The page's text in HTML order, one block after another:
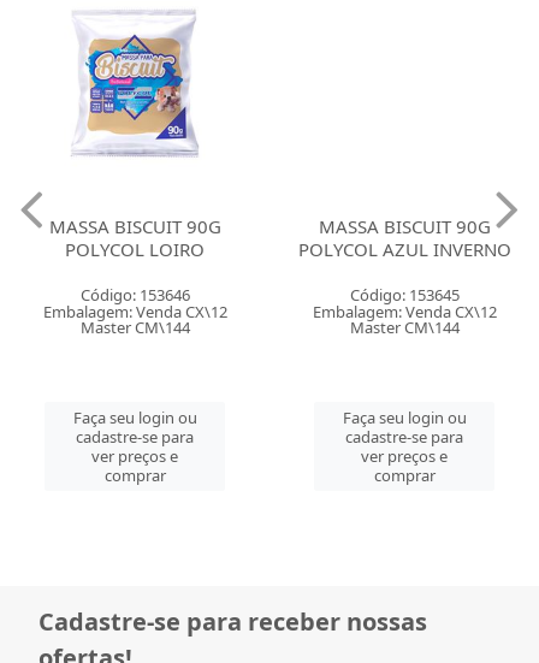
MASSA BISCUIT 90G
POLYCOL LOIRO
Código: 153646
Embalagem: Venda CX\12
Master CM\144
Faça seu login ou
cadastre-se para
ver preços e
comprar
MASSA BISCUIT 90G
POLYCOL AZUL INVERNO
Código: 153645
Embalagem: Venda CX\12
Master CM\144
Faça seu login ou
cadastre-se para
ver preços e
comprar
Cadastre-se para receber nossas